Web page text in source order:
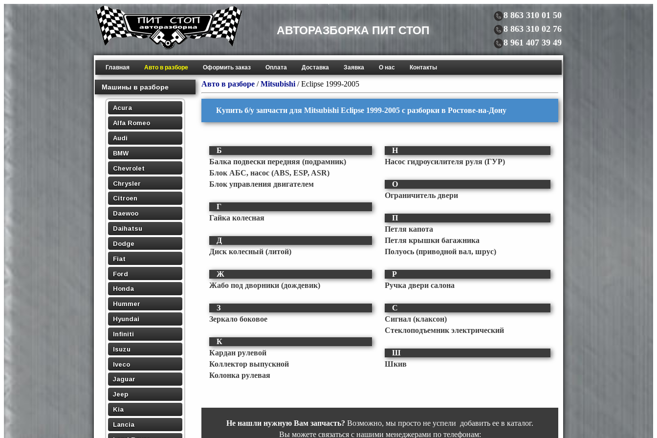
АВТОРАЗБОРКА ПИТ СТОП
8 863 310 01 50
8 863 310 02 76
8 961 407 39 49
Главная Авто в разборе Оформить заказ Оплата Доставка Заявка О нас Контакты
Машины в разборе
Acura
Alfa Romeo
Audi
BMW
Chevrolet
Chrysler
Citroen
Daewoo
Daihatsu
Dodge
Fiat
Ford
Honda
Hummer
Hyundai
Infiniti
Isuzu
Iveco
Jaguar
Jeep
Kia
Lancia
Авто в разборе /Mitsubishi /Eclipse 1999-2005
Купить б/у запчасти для Mitsubishi Eclipse 1999-2005 с разборки в Ростове-на-Дону
Б
Балка подвески передняя (подрамник)
Блок АБС, насос (ABS, ESP, ASR)
Блок управления двигателем
Г
Гайка колесная
Д
Диск колесный (литой)
Ж
Жабо под дворники (дождевик)
З
Зеркало боковое
К
Кардан рулевой
Коллектор выпускной
Колонка рулевая
Н
Насос гидроусилителя руля (ГУР)
О
Ограничитель двери
П
Петля капота
Петля крышки багажника
Полуось (приводной вал, шрус)
Р
Ручка двери салона
С
Сигнал (клаксон)
Стеклоподъемник электрический
Ш
Шкив
Не нашли нужную Вам запчасть? Возможно, мы просто не успели добавить ее в каталог.
Вы можете связаться с нашими менеджерами по телефонам: